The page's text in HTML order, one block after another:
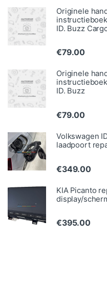
Originele
ID. Buzz
€79.00
Originele
ID. Buzz
€79.00
Volkswagen
laadpoort
€349.00
KIA Picanto
display/
€395.00